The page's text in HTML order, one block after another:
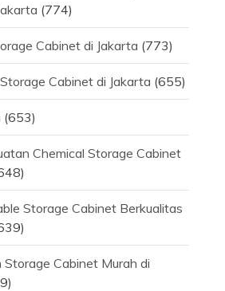
(774)
Cabinet di Jakarta (773)
Cabinet di Jakarta (655)
(653)
Chemical Storage Cabinet
Storage Cabinet Berkualitas
Storage Cabinet Murah di